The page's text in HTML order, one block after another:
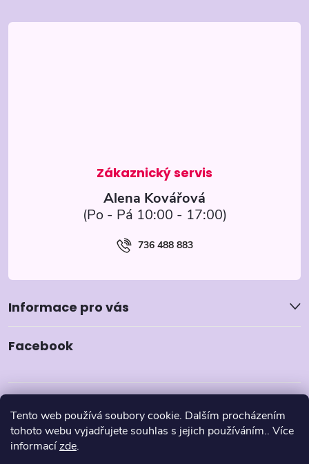
Tento web používá soubory cookie. Dalším procházením
tohoto webu vyjadřujete souhlas s jejich používáním.. Více
informacízde.
á
Alena Kovářová
736 488 883
Informace pro vás
Facebook